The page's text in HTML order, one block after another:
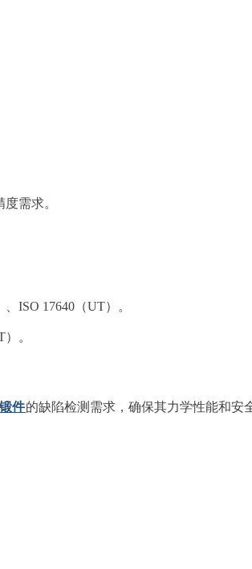
需求。
ISO 17640（UT）。
。
件的缺陷检测需求，确保其力学性能和安